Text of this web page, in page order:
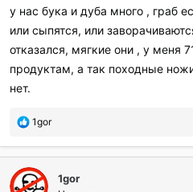
и
л
и
у нас бука и дуба много , граб
или сыпятся, или
отказался, мягкие они , у меня
продуктам, а так походные
нет.
П
б
л
а
1gor
1gor